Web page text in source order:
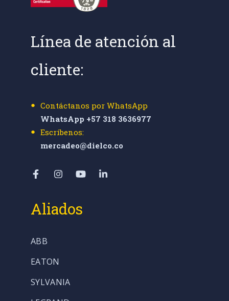
Línea de atención al
cliente:
Contáctanos por WhatsApp
WhatsApp +57 318 3636977
Escríbenos:
mercadeo@dielco.co
Aliados
ABB
EATON
SYLVANIA